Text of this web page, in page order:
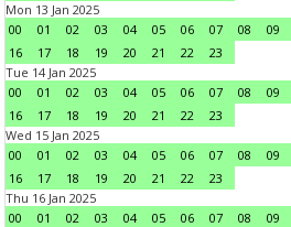
Mon 13 Jan 2025
00
01 02 03 04 05 06 07 08 09
16
17 18 19 20 21 22
23
Tue 14 Jan 2025
00
01 02 03 04 05 06 07 08 09
16
17 18 19 20 21 22
23
Wed 15 Jan 2025
00
01 02 03 04 05 06 07 08 09
16
17 18 19 20 21 22
23
Thu 16 Jan 2025
00
01 02 03 04 05 06 07 08 09